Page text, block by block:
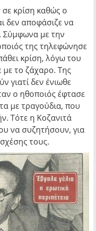
κρίση καθώς ο
δεν αποφάσιζε να
Σύμφωνα με την
της τηλεφώνησε
κρίση, λόγω του
με το ζάχαρο. Της
γιατί δεν ένιωθε
ο ηθοποιός έφτασε
με τραγούδια, που
Τότε η Κοζανιτά
να συζητήσουν, για
τους.